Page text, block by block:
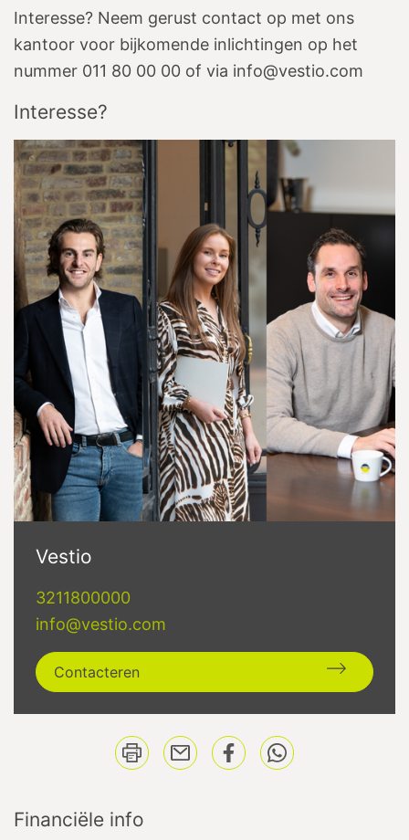
Interesse? Neem gerust contact op met ons
kantoor voor bijkomende inlichtingen op het
nummer 011 80 00 00 of via info@vestio.com
Interesse?
Vestio
3211800000
info@vestio.com
Contacteren
Financiële info